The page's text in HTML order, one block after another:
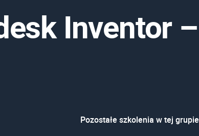
Inventor –
Pozostałe szkolenia w tej grupie